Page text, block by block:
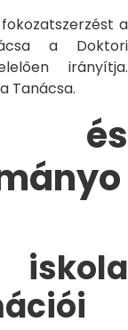
a
a Doktori
irányítja.
Tanácsa.
és